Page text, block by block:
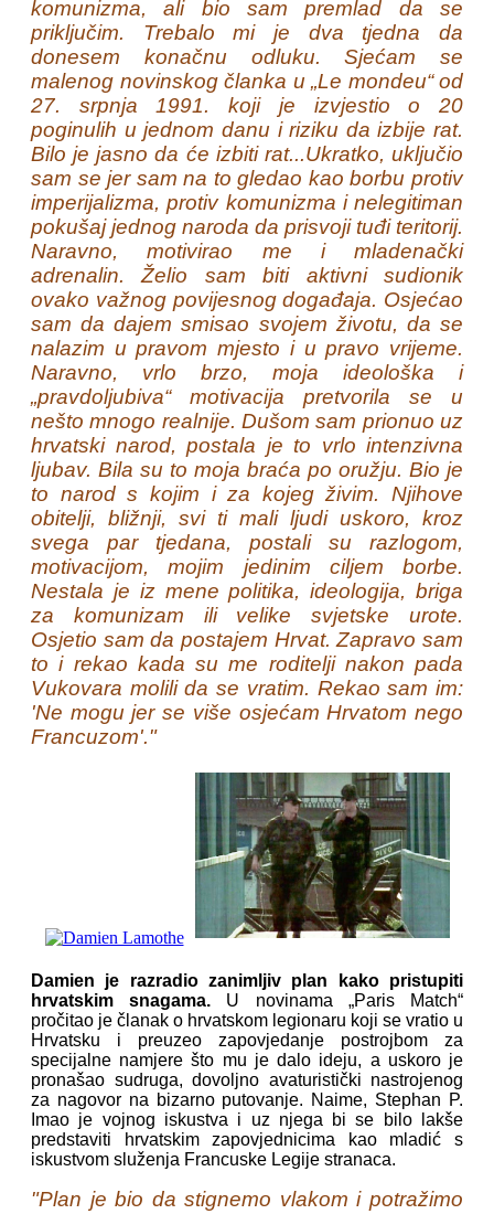
komunizma, ali bio sam premlad da se
priključim. Trebalo mi je dva tjedna da
donesem konačnu odluku. Sjećam se
malenog novinskog članka u „Le mondeu“ od
27. srpnja 1991. koji je izvjestio o 20
poginulih u jednom danu i riziku da izbije rat.
Bilo je jasno da će izbiti rat...Ukratko, uključio
sam se jer sam na to gledao kao borbu protiv
imperijalizma, protiv komunizma i nelegitiman
pokušaj jednog naroda da prisvoji tuđi teritorij.
Naravno, motivirao me i mladenački
adrenalin. Želio sam biti aktivni sudionik
ovako važnog povijesnog događaja. Osjećao
sam da dajem smisao svojem životu, da se
nalazim u pravom mjesto i u pravo vrijeme.
Naravno, vrlo brzo, moja ideološka i
„pravdoljubiva“ motivacija pretvorila se u
nešto mnogo realnije. Dušom sam prionuo uz
hrvatski narod, postala je to vrlo intenzivna
ljubav. Bila su to moja braća po oružju. Bio je
to narod s kojim i za kojeg živim. Njihove
obitelji, bližnji, svi ti mali ljudi uskoro, kroz
svega par tjedana, postali su razlogom,
motivacijom, mojim jedinim ciljem borbe.
Nestala je iz mene politika, ideologija, briga
za komunizam ili velike svjetske urote.
Osjetio sam da postajem Hrvat. Zapravo sam
to i rekao kada su me roditelji nakon pada
Vukovara molili da se vratim. Rekao sam im:
'Ne mogu jer se više osjećam Hrvatom nego
Francuzom'."
Damien je razradio zanimljiv plan kako pristupiti
hrvatskim snagama. U novinama „Paris Match“
pročitao je članak o hrvatskom legionaru koji se vratio u
Hrvatsku i preuzeo zapovjedanje postrojbom za
specijalne namjere što mu je dalo ideju, a uskoro je
pronašao sudruga, dovoljno avaturistički nastrojenog
za nagovor na bizarno putovanje. Naime, Stephan P.
Imao je vojnog iskustva i uz njega bi se bilo lakše
predstaviti hrvatskim zapovjednicima kao mladić s
iskustvom služenja Francuske Legije stranaca.
"Plan je bio da stignemo vlakom i potražimo